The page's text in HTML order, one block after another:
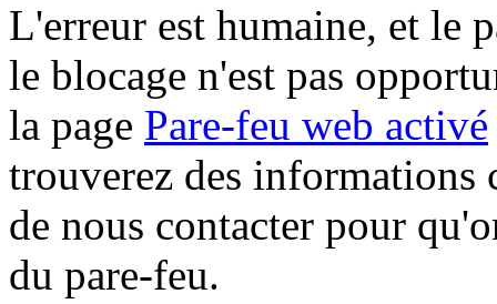
L'erreur est humaine, et le
le blocage n'est pas
la page Pare-feu web activé
trouverez des informations
de nous contacter pour
du pare-feu.